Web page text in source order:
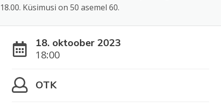
18.00. Küsimusi on 50 asemel 60.
18. oktoober 2023
18:00
OTK